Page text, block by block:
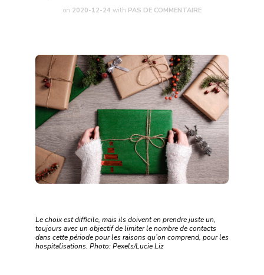
on 2020-12-24 with PAS DE COMMENTAIRE
Le choix est difficile, mais ils doivent en prendre juste un,
toujours avec un objectif de limiter le nombre de contacts
dans cette période pour les raisons qu’on comprend, pour les
hospitalisations. Photo: Pexels/Lucie Liz